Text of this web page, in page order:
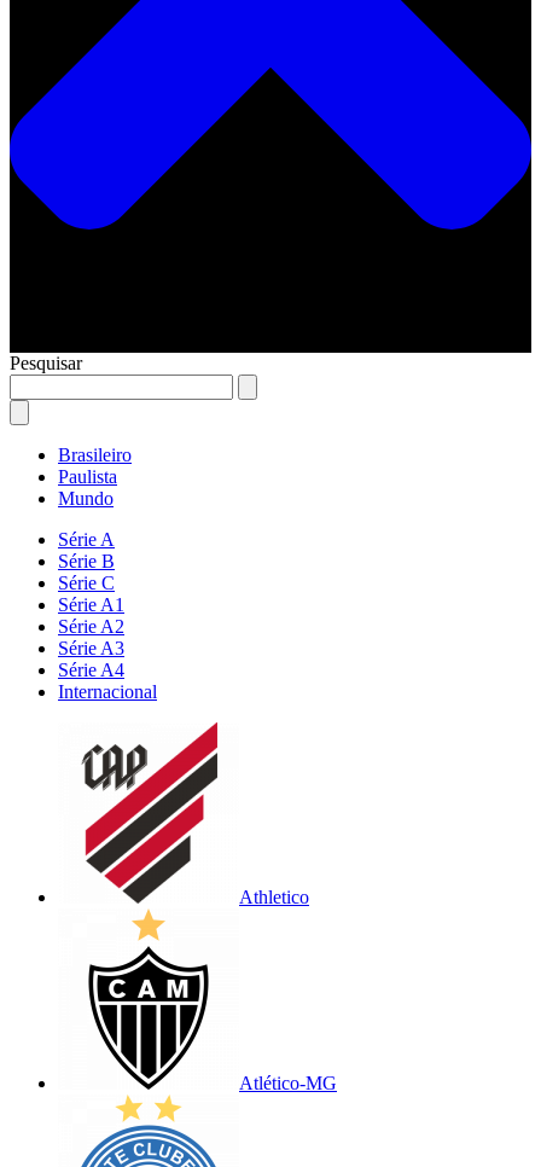
Pesquisar
Brasileiro
Paulista
Mundo
Série A
Série B
Série C
Série A1
Série A2
Série A3
Série A4
Internacional
Athletico
Atlético-MG